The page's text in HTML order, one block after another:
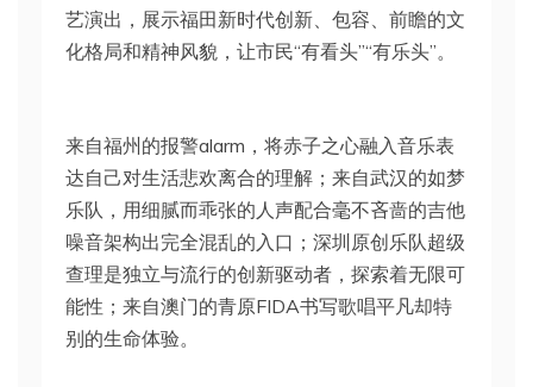
艺演出，展示福田新时代创新、包容、前瞻的文
化格局和精神风貌，让市民“有看头”“有乐头”。
来自福州的报警alarm，将赤子之心融入音乐表
达自己对生活悲欢离合的理解；来自武汉的如梦
乐队，用细腻而乖张的人声配合毫不吝啬的吉他
噪音架构出完全混乱的入口；深圳原创乐队超级
查理是独立与流行的创新驱动者，探索着无限可
能性；来自澳门的青原FIDA书写歌唱平凡却特
别的生命体验。